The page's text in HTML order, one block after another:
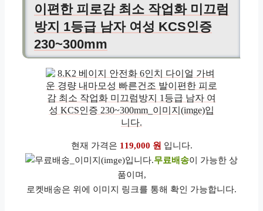
이편한 피로감 최소 작업화 미끄럼
방지 1등급 남자 여성 KCS인증
230~300mm
현재 가격은 119,000 원 입니다.
무료배송이 가능한 상
품이며,
로켓배송은 위에 이미지 링크를 통해 확인 가능합니다.